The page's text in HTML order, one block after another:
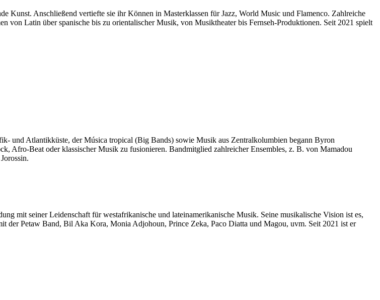
Kunst. Anschließend vertiefte sie ihr Können in Masterklassen für Jazz, World Music und Flamenco. Zahlreiche
von Latin über spanische bis zu orientalischer Musik, von Musiktheater bis Fernseh-Produktionen. Seit 2021 spielt
und Atlantikküste, der Música tropical (Big Bands) sowie Musik aus Zentralkolumbien begann Byron
Afro-Beat oder klassischer Musik zu fusionieren. Bandmitglied zahlreicher Ensembles, z. B. von Mamadou
mit seiner Leidenschaft für westafrikanische und lateinamerikanische Musik. Seine musikalische Vision ist es,
der Petaw Band, Bil Aka Kora, Monia Adjohoun, Prince Zeka, Paco Diatta und Magou, uvm. Seit 2021 ist er